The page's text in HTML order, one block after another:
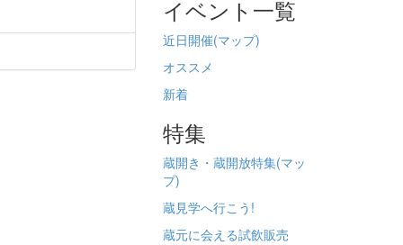
イベント一覧
近日開催(マップ)
オススメ
新着
特集
蔵開き・蔵開放特集(マッ
プ)
蔵見学へ行こう!
蔵元に会える試飲販売